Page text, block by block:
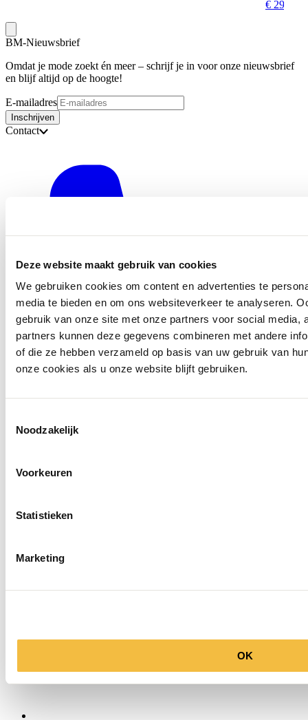
Deze website maakt gebruik van cookies
We gebruiken cookies om content en advertenties te
media te bieden en om ons websiteverkeer te analyseren.
gebruik van onze site met onze partners voor social media,
partners kunnen deze gegevens combineren met andere
of die ze hebben verzameld op basis van uw gebruik van
onze cookies als u onze website blijft gebruiken.
Noodzakelijk
Voorkeuren
Statistieken
Marketing
OK
€ 29,95
BM-Nieuwsbrief
Omdat je mode zoekt én meer – schrijf je in voor onze nieuwsbrief
en blijf altijd op de hoogte!
E-mailadres
Inschrijven
Contact
0416 - 39 12 30